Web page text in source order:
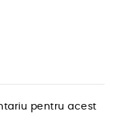
pentru acest